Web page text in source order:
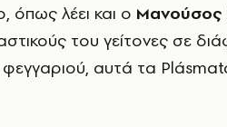
όπως λέει και ο Μανούσος
του γείτονες σε
αυτά τα